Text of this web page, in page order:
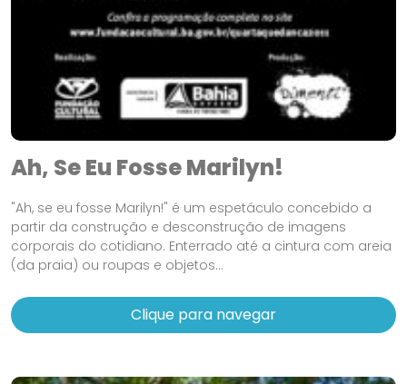
Ah, Se Eu Fosse Marilyn!
"Ah, se eu fosse Marilyn!" é um espetáculo concebido a
partir da construção e desconstrução de imagens
corporais do cotidiano. Enterrado até a cintura com areia
(da praia) ou roupas e objetos...
Clique para navegar